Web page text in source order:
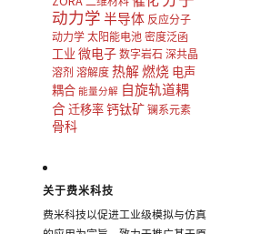
动力学 半导体 反应分子
动力学 太阳能电池 密度泛函
工业 微电子 数字岩石 深共晶
溶剂 溶解度 热解燃烧 电声
耦合 能量分解 自旋轨道耦
合迁移率钙钛矿 镧系元素
骨科
关于费米科技
费米科技以促进工业级模拟与仿真